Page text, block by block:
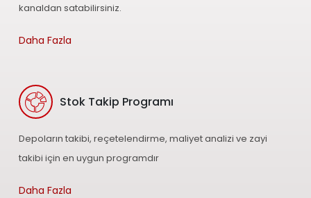
kanaldan satabilirsiniz.
Daha Fazla
Stok Takip Programı
Depoların takibi, reçetelendirme, maliyet analizi ve zayi
takibi için en uygun programdır
Daha Fazla